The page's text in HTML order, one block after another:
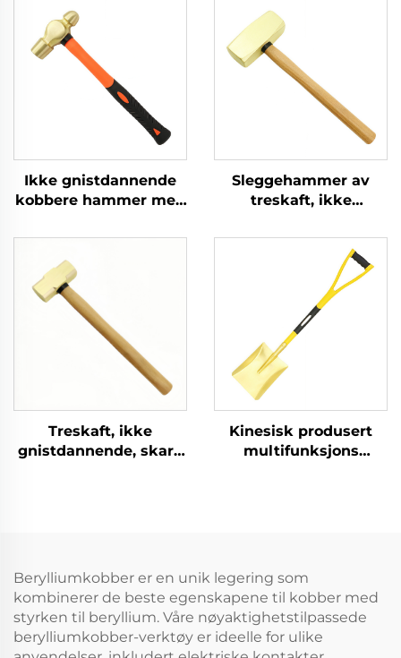
Ikke gnistdannende
kobbere hammer med
ballpene hammer til
brennbare og
eksplosive steder
Sleggehammer av
treskaft, ikke
messingkobber, tysk
type, for bruk i
eksplosjonsfarlige
miljøer
Treskaft, ikke
gnistdannende, skarp
Kinesisk produsert
multifunksjons
Berylliumkobber er en unik legering som
kombinerer de beste egenskapene til kobber med
styrken til beryllium. Våre nøyaktighetstilpassede
berylliumkobber-verktøy er ideelle for ulike